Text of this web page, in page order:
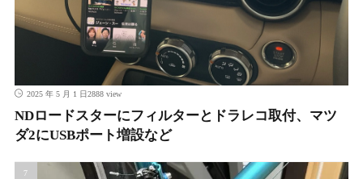
2025 年 5 月 1 日2888 view
NDロードスターにフィルターとドラレコ取付、マツ
ダ2にUSBポート増設など